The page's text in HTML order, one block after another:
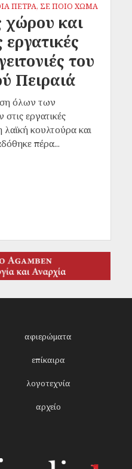
ΠΕΤΡΑ, ΣΕ ΠΟΙΟ ΧΩΜΑ
χώρου και
του
Πειραιά
όλων των
εργατικές
λαϊκή κουλτούρα και
πέρα...
αφιερώματα
επίκαιρα
λογοτεχνία
αρχείο